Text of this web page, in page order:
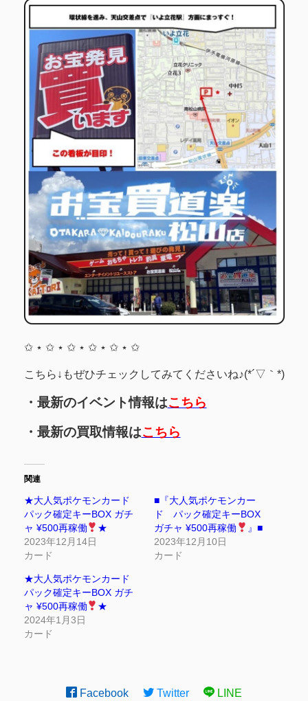
✩ ⋆ ✩ ⋆ ✩ ⋆ ✩ ⋆ ✩ ⋆ ✩
こちら↓もぜひチェックしてみてくださいね♪(*´▽｀*)
・最新のイベント情報はこちら
・最新の買取情報はこちら
関連
★大人気ポケモンカード
パック確定キーBOX ガチ
ャ ¥500再稼働
★
2023年12月14日
カード
■『大人気ポケモンカー
ド パック確定キーBOX
ガチャ ¥500再稼働
』■
2023年12月10日
カード
★大人気ポケモンカード
パック確定キーBOX ガチ
ャ ¥500再稼働
★
2024年1月3日
カード
Facebook Twitter LINE